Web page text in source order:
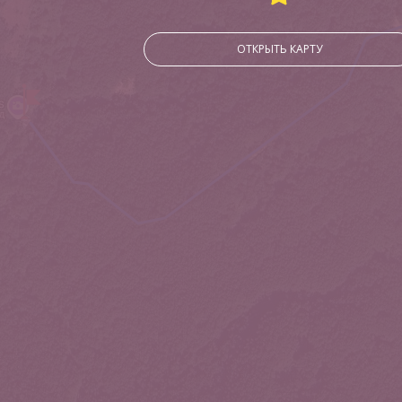
ОТКРЫТЬ КАРТУ